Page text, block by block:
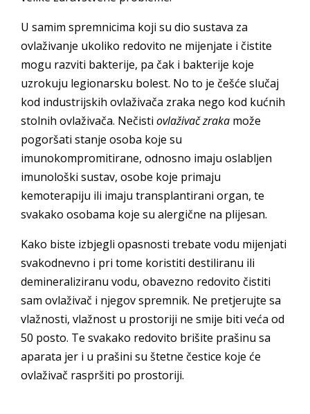
U samim spremnicima koji su dio sustava za
ovlaživanje ukoliko redovito ne mijenjate i čistite
mogu razviti bakterije, pa čak i bakterije koje
uzrokuju legionarsku bolest. No to je češće slučaj
kod industrijskih ovlaživača zraka nego kod kućnih
stolnih ovlaživača. Nečisti ovlaživač zraka može
pogoršati stanje osoba koje su
imunokompromitirane, odnosno imaju oslabljen
imunološki sustav, osobe koje primaju
kemoterapiju ili imaju transplantirani organ, te
svakako osobama koje su alergične na plijesan.
Kako biste izbjegli opasnosti trebate vodu mijenjati
svakodnevno i pri tome koristiti destiliranu ili
demineraliziranu vodu, obavezno redovito čistiti
sam ovlaživač i njegov spremnik. Ne pretjerujte sa
vlažnosti, vlažnost u prostoriji ne smije biti veća od
50 posto. Te svakako redovito brišite prašinu sa
aparata jer i u prašini su štetne čestice koje će
ovlaživač raspršiti po prostoriji.